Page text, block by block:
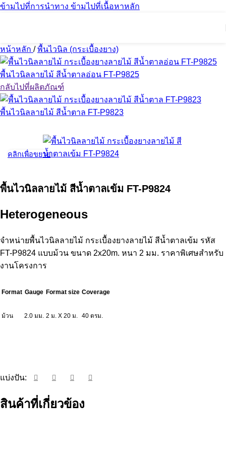
ข้ามไปที่การนำทาง ข้ามไปที่เนื้อหาหลัก
หน้าหลัก / พื้นไวนิล (กระเบื้องยาง)
พื้นไวนิลลายไม้ สีน้ำตาลอ่อน FT-P9825
กลับไปที่ผลิตภัณฑ์
พื้นไวนิลลายไม้ สีน้ำตาล FT-P9823
คลิกเพื่อขยาย
พื้นไวนิลลายไม้ สีน้ำตาลเข้ม FT-P9824
Heterogeneous
จำหน่ายพื้นไวนิลลายไม้ กระเบื้องยางลายไม้ สีน้ำตาลเข้ม รหัส
FT-P9824 แบบม้วน ขนาด 2x20m. หนา 2 มม. ราคาพิเศษสำหรับ
งานโครงการ
Format Gauge Format size Coverage
ม้วน 2.0 มม. 2 ม. X 20 ม. 40 ตรม.
แบ่งปัน:
สินค้าที่เกี่ยวข้อง